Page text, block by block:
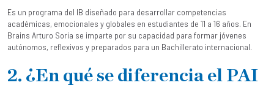
Es un programa del IB diseñado para desarrollar competencias
académicas, emocionales y globales en estudiantes de 11 a 16 años. En
Brains Arturo Soria se imparte por su capacidad para formar jóvenes
autónomos, reflexivos y preparados para un Bachillerato internacional.
2. ¿En qué se diferencia el PAI